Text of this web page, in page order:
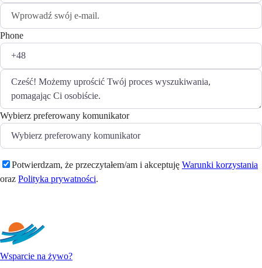
Phone
Wybierz preferowany komunikator
Potwierdzam, że przeczytałem/am i akceptuję Warunki korzystania
oraz Polityka prywatności.
Wsparcie na żywo?